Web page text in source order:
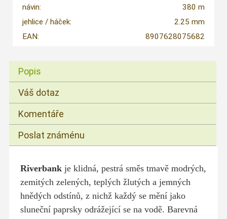
návin:
380 m
jehlice / háček:
2.25 mm
EAN:
8907628075682
Popis
Váš dotaz
Komentáře
Poslat známénu
Riverbankje klidná, pestrá směs tmavě modrých,
zemitých zelených, teplých žlutých a jemných
hnědých odstínů, z nichž každý se mění jako
sluneční paprsky odrážející se na vodě. Barevná